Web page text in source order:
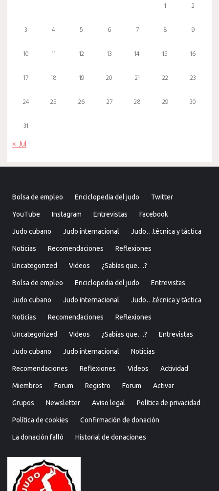
1 2
3 4 5 6 7 8 9
10 11 12 13 14 15 16
17 18 19 20 21 22 23
24 25 26 27 28 29 30
31
« Jul
Bolsa de empleo Enciclopedia del judo Twitter
YouTube Instagram Entrevistas Facebook
Judo cubano Judo internacional Judo…técnica y táctica
Noticias Recomendaciones Reflexiones
Uncategorized Videos ¿Sabías que…?
Bolsa de empleo Enciclopedia del judo Entrevistas
Judo cubano Judo internacional Judo…técnica y táctica
Noticias Recomendaciones Reflexiones
Uncategorized Videos ¿Sabías que…? Entrevistas
Judo cubano Judo internacional Noticias
Recomendaciones Reflexiones Videos Actividad
Miembros Forum Registro Forum Activar
Grupos Newsletter Aviso legal Política de privacidad
Política de cookies Confirmación de donación
La donación falló Historial de donaciones